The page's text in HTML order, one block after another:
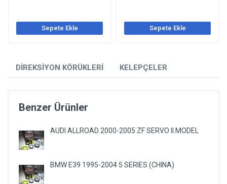
DİREKSİYON KÖRÜKLERİ KELEPÇELER
Benzer Ürünler
AUDI ALLROAD 2000-2005 ZF SERVO II.MODEL
BMW E39 1995-2004 5 SERIES (CHINA)
Sepete Ekle Sepete Ekle